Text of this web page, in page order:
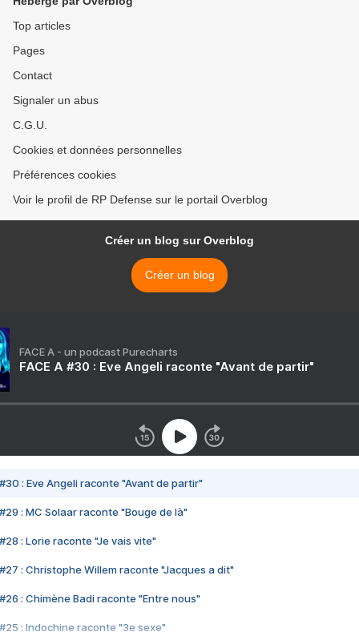
Top articles
Pages
Contact
Signaler un abus
C.G.U.
Cookies et données personnelles
Préférences cookies
Voir le profil de RP Defense sur le portail Overblog
Créer un blog sur Overblog
Créer un blog
FACE A - un podcast Purecharts
FACE A #30 : Eve Angeli raconte "Avant de partir"
#30 : Eve Angeli raconte "Avant de partir"
#29 : MC Solaar raconte "Bouge de là"
#28 : Lorie raconte "Je vais vite"
#27 : Christophe Willem raconte "Jacques a dit"
#26 : Chimène Badi raconte "Entre nous"
#25 : Indochine raconte "3e sexe"